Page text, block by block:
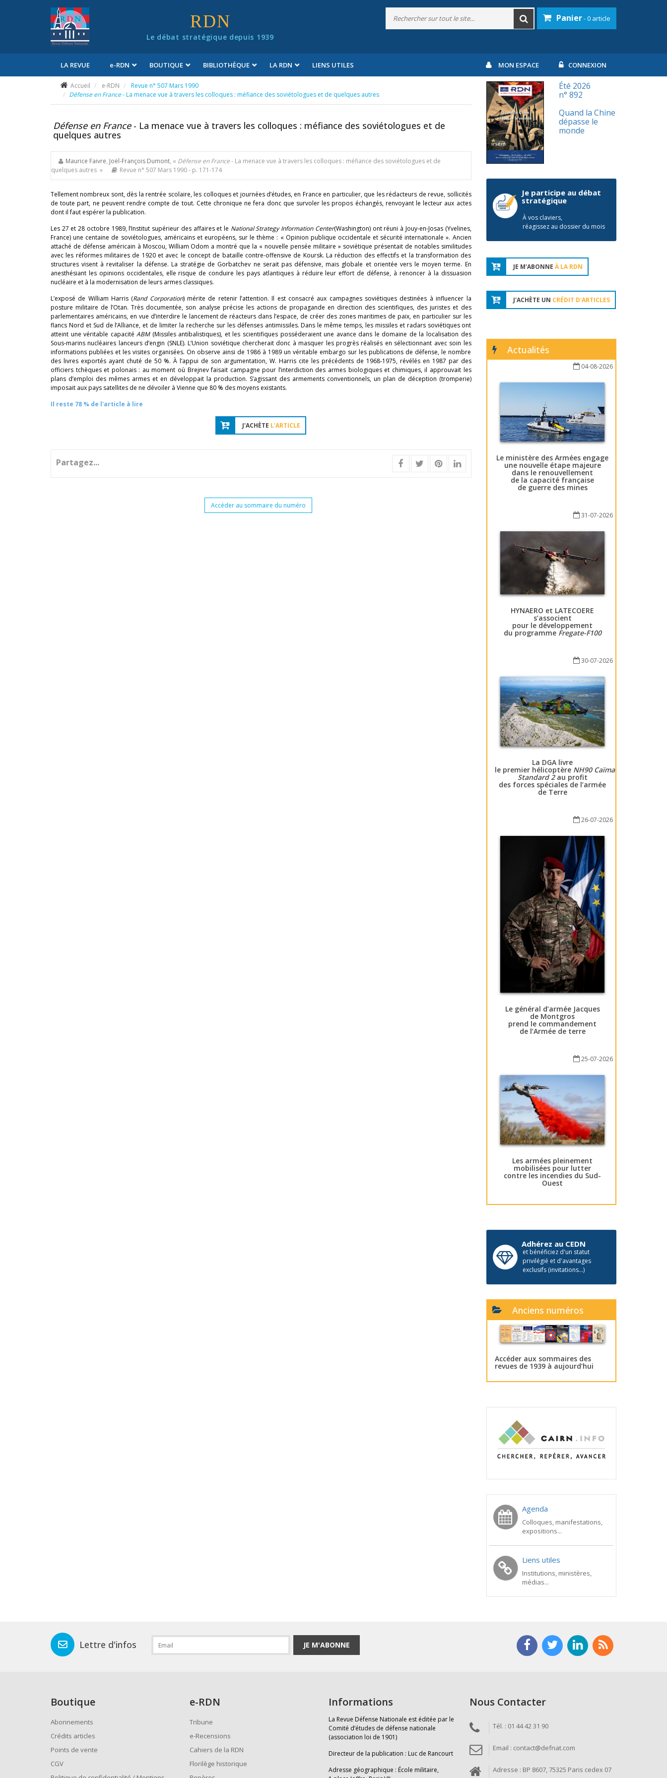
RDN
Le débat stratégique depuis 1939
Panier- 0 article
LA REVUE e-RDN BOUTIQUE BIBLIOTHÈQUE LA RDN LIENS UTILES MON ESPACE CONNEXION
Accueil e-RDN
Revue n° 507 Mars 1990
Défense en France- La menace vue à travers les colloques : méfiance des soviétologues et de quelques autres
Défense en France- La menace vue à travers les colloques : méfiance des soviétologues et de
quelques autres
Maurice Faivre, Joël-François Dumont, « Défense en France- La menace vue à travers les colloques : méfiance des soviétologues et de
quelques autres »
Revue n° 507 Mars 1990- p. 171-174
Tellement nombreux sont, dès la rentrée scolaire, les colloques et journées d’études, en France en particulier, que les rédacteurs de revue, sollicités
de toute part, ne peuvent rendre compte de tout. Cette chronique ne fera donc que survoler les propos échangés, renvoyant le lecteur aux actes
dont il faut espérer la publication.
Les 27 et 28 octobre 1989, l’Institut supérieur des affaires et le National Strategy Information Center(Washington) ont réuni à Jouy-en-Josas (Yvelines,
France) une centaine de soviétologues, américains et européens, sur le thème : « Opinion publique occidentale et sécurité internationale ». Ancien
attaché de défense américain à Moscou, William Odom a montré que la « nouvelle pensée militaire » soviétique présentait de notables similitudes
avec les réformes militaires de 1920 et avec le concept de bataille contre-offensive de Koursk. La réduction des effectifs et la transformation des
structures visent à revitaliser la défense. La stratégie de Gorbatchev ne serait pas défensive, mais globale et orientée vers le moyen terme. En
anesthésiant les opinions occidentales, elle risque de conduire les pays atlantiques à réduire leur effort de défense, à renoncer à la dissuasion
nucléaire et à la modernisation de leurs armes classiques.
L’exposé de William Harris (Rand Corporation) mérite de retenir l’attention. Il est consacré aux campagnes soviétiques destinées à influencer la
posture militaire de l’Otan. Très documentée, son analyse précise les actions de propagande en direction des scientifiques, des juristes et des
parlementaires américains, en vue d’interdire le lancement de réacteurs dans l’espace, de créer des zones maritimes de paix, en particulier sur les
flancs Nord et Sud de l’Alliance, et de limiter la recherche sur les défenses antimissiles. Dans le même temps, les missiles et radars soviétiques ont
atteint une véritable capacitéABM(Missiles antibalistiques), et les scientifiques posséderaient une avance dans le domaine de la localisation des
Sous-marins nucléaires lanceurs d’engin (SNLE). L’Union soviétique chercherait donc à masquer les progrès réalisés en sélectionnant avec soin les
informations publiées et les visites organisées. On observe ainsi de 1986 à 1989 un véritable embargo sur les publications de défense, le nombre
des livres exportés ayant chuté de 50 %. À l’appui de son argumentation, W. Harris cite les précédents de 1968-1975, révélés en 1987 par des
officiers tchèques et polonais : au moment où Brejnev faisait campagne pour l’interdiction des armes biologiques et chimiques, il approuvait les
plans d’emploi des mêmes armes et en développait la production. S’agissant des armements conventionnels, un plan de déception (tromperie)
imposait aux pays satellites de ne dévoiler à Vienne que 80 % des moyens existants.
Il reste 78 % de l'article à lire
J'ACHÈTE L'ARTICLE
Partagez...
Accéder au sommaire du numéro
Été 2026
n° 892
Quand la Chine
dépasse le
monde
Je participe au débat
stratégique
À vos claviers,
réagissez au dossier du mois
JE M'ABONNE À LA RDN
J'ACHÈTE UN CRÉDIT D'ARTICLES
Actualités
04-08-2026
Le ministère des Armées engage
une nouvelle étape majeure
dans le renouvellement
de la capacité française
de guerre des mines
31-07-2026
HYNAERO et LATECOERE
s’associent
pour le développement
du programme Fregate-F100
30-07-2026
La DGA livre
le premier hélicoptère NH90 Caïman
Standard 2au profit
des forces spéciales de l’armée
de Terre
26-07-2026
Le général d’armée Jacques
de Montgros
prend le commandement
de l’Armée de terre
25-07-2026
Les armées pleinement
mobilisées pour lutter
contre les incendies du Sud-
Ouest
Adhérez au CEDN
et bénéficiez d'un statut
privilégié et d'avantages
exclusifs (invitations...)
Anciens numéros
Accéder aux sommaires des
revues de 1939 à aujourd’hui
Agenda
Colloques, manifestations,
expositions...
Liens utiles
Institutions, ministères,
médias...
Lettre d'infos JE M'ABONNE
Boutique
Abonnements
Crédits articles
Points de vente
CGV
e-RDN
Tribune
e-Recensions
Cahiers de la RDN
Florilège historique
Informations
La Revue Défense Nationale est éditée par le
Comité d’études de défense nationale
(association loi de 1901)
Directeur de la publication : Luc de Rancourt
Adresse géographique : École militaire,
Nous Contacter
Tél. : 01 44 42 31 90
Email : contact@defnat.com
Adresse : BP 8607, 75325 Paris cedex 07